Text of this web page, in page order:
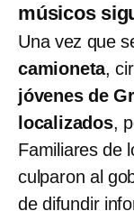
músicos
Una vez que
camioneta,
jóvenes de
localizados,
Familiares de
culparon al
de difundir